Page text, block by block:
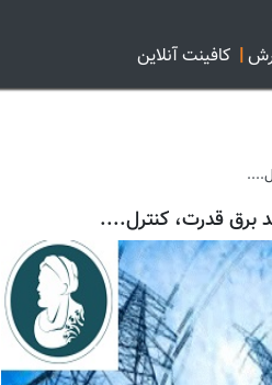
| کافینت آنلاین
برق قدرت، کنترل....